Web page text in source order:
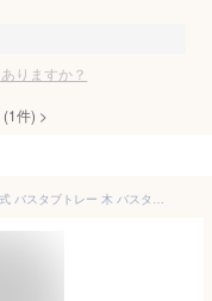
りますか？
(1件) >
バスタブトレー お風呂 バスタブトレー 伸縮式 バスタブトレー 木 バスタブテーブル 半身浴 テーブル トレー リラックス 飲み物 バス用品 読書 スマートフォン 携帯電話 おしゃれ シンプル